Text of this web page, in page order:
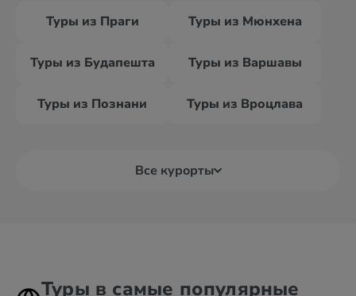
Туры из Праги Туры из Мюнхена
Туры из Будапешта Туры из Варшавы
Туры из Познани Туры из Вроцлава
Все курорты
Туры в самые популярные